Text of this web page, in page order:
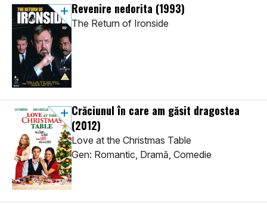
Revenire nedorita (1993)
The Return of Ironside
Crăciunul în care am găsit dragostea
(2012)
Love at the Christmas Table
Gen: Romantic, Dramă, Comedie